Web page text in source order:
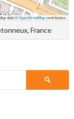
data ©OpenStreetMapcontributors
France
Rechercher :